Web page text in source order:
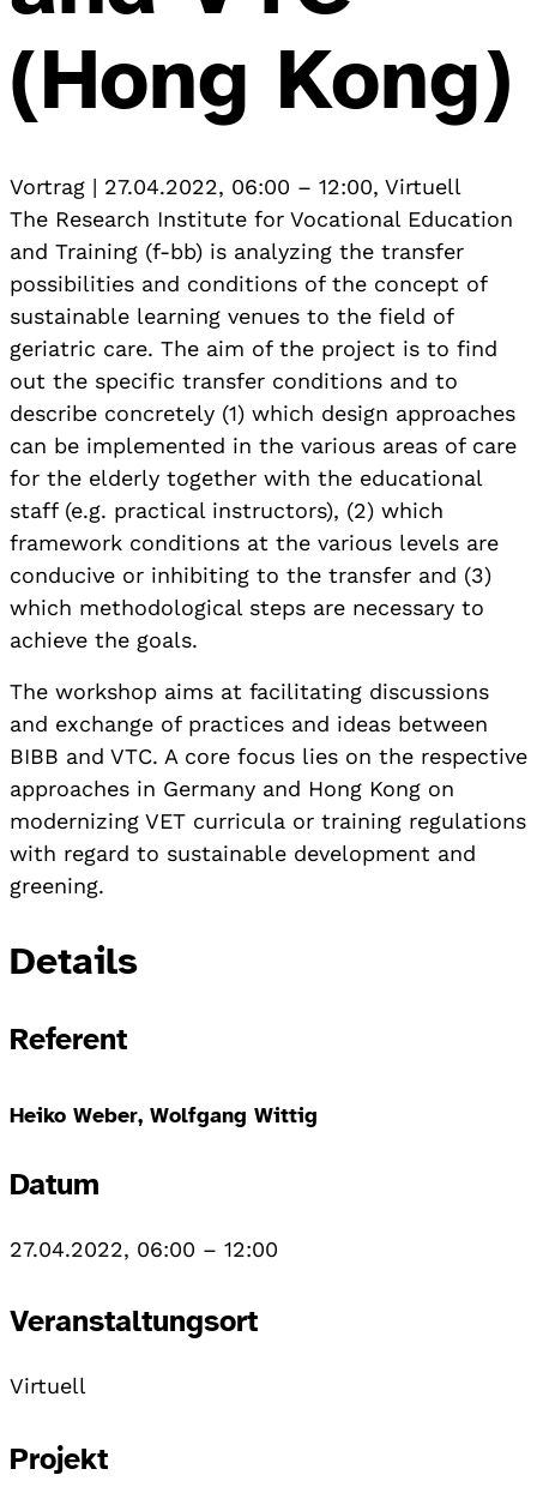
(Hong Kong)
Vortrag | 27.04.2022, 06:00 – 12:00, Virtuell
The Research Institute for Vocational Education
and Training (f-bb) is analyzing the transfer
possibilities and conditions of the concept of
sustainable learning venues to the field of
geriatric care. The aim of the project is to find
out the specific transfer conditions and to
describe concretely (1) which design approaches
can be implemented in the various areas of care
for the elderly together with the educational
staff (e.g. practical instructors), (2) which
framework conditions at the various levels are
conducive or inhibiting to the transfer and (3)
which methodological steps are necessary to
achieve the goals.
The workshop aims at facilitating discussions
and exchange of practices and ideas between
BIBB and VTC. A core focus lies on the respective
approaches in Germany and Hong Kong on
modernizing VET curricula or training regulations
with regard to sustainable development and
greening.
Details
Referent
Heiko Weber, Wolfgang Wittig
Datum
27.04.2022, 06:00 – 12:00
Veranstaltungsort
Virtuell
Projekt